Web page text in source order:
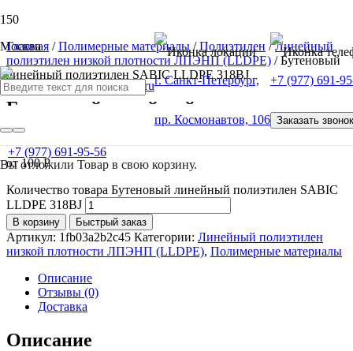
Москва
г. Санкт-Петербург,
пр. Космонавтов, 106
+7 (977) 691-
Заказать звонок
Вы отложили Товар в свою корзину.
+7 (977) 691-95-56
Главная /Полимерные материалы /Полиэтилен /Линейный
полиэтилен низкой плотности ЛПЭНП (LLDPE) / Бутеновый
линейный полиэтилен SABIC LLDPE 318ВJ
Бутеновый линейный полиэтилен
SABIC LLDPE 318ВJ
от100Р
Количество товара Бутеновый линейный полиэтилен SABIC
LLDPE 318ВJ
В корзину Быстрый заказ
Артикул: 1fb03a2b2c45 Категории: Линейный полиэтилен
низкой плотности ЛПЭНП (LLDPE), Полимерные материалы
Описание
Отзывы (0)
Доставка
Описание